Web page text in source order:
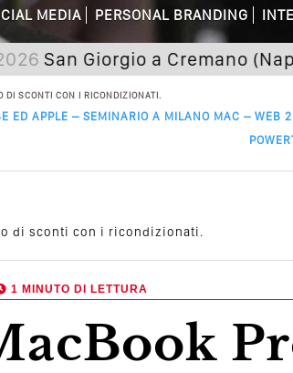
Media?
Politica? Il Caso
Il Mio Intervento Per
MEDIA PERSONAL BRANDING
Giorgio a Cremano (Napoli)
DI SCONTI CON I RICONDIZIONATI.
ED APPLE – SEMINARIO A MILANO MAC – WEB
di sconti con i ricondizionati.
1 MINUTO DI LETTURA